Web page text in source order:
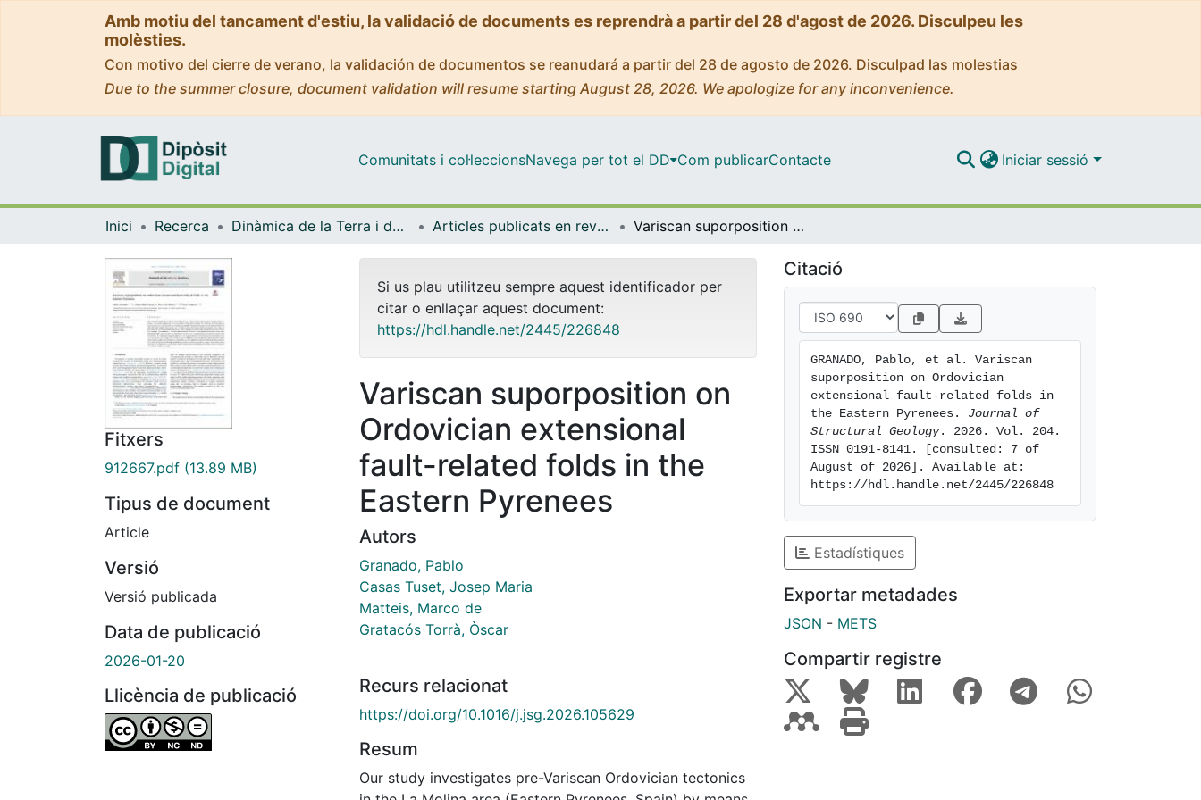
Amb motiu del tancament d'estiu, la validació de documents es reprendrà a partir del 28 d'agost de 2026. Disculpeu les
molèsties.
Con motivo del cierre de verano, la validación de documentos se reanudará a partir del 28 de agosto de 2026. Disculpad las molestias
Due to the summer closure, document validation will resume starting August 28, 2026. We apologize for any inconvenience.
Comunitats i col·leccionsNavega per tot el DD Com publicarContacte Iniciar sessió
Inici Recerca Dinàmica de la Terra i de l'Oceà Articles publicats en revistes (Dinàmica de la Terra i l'Oceà) Variscan suporposition on Ordovician extensional fault-related folds in the Eastern Pyrenees
Fitxers
912667.pdf (13.89 MB)
Tipus de document
Article
Versió
Versió publicada
Data de publicació
2026-01-20
Llicència de publicació
Si us plau utilitzeu sempre aquest identificador per
citar o enllaçar aquest document:
https://hdl.handle.net/2445/226848
Variscan suporposition on
Ordovician extensional
fault-related folds in the
Eastern Pyrenees
Autors
Granado, Pablo
Casas Tuset, Josep Maria
Matteis, Marco de
Gratacós Torrà, Òscar
Recurs relacionat
https://doi.org/10.1016/j.jsg.2026.105629
Resum
Our study investigates pre-Variscan Ordovician tectonics
Citació
GRANADO, Pablo, et al. Variscan
suporposition on Ordovician
extensional fault-related folds in
the Eastern Pyrenees. Journal of
Structural Geology. 2026. Vol. 204.
ISSN 0191-8141. [consulted: 7 of
August of 2026]. Available at:
https://hdl.handle.net/2445/226848
Estadístiques
Exportar metadades
JSON - METS
Compartir registre